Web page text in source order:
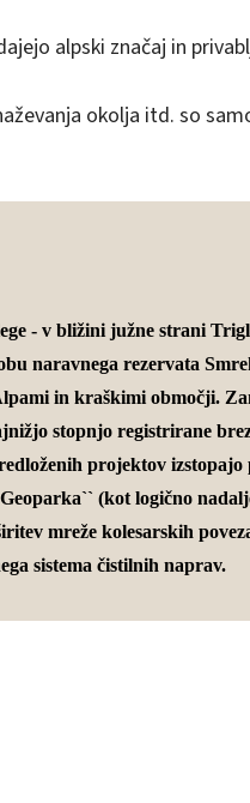
alpski značaj in
okolja itd. so
- v bližini južne strani
naravnega rezervata
in kraškimi območji.
stopnjo registrirane
projektov izstopajo
(kot logično
mreže kolesarskih
sistema čistilnih naprav.